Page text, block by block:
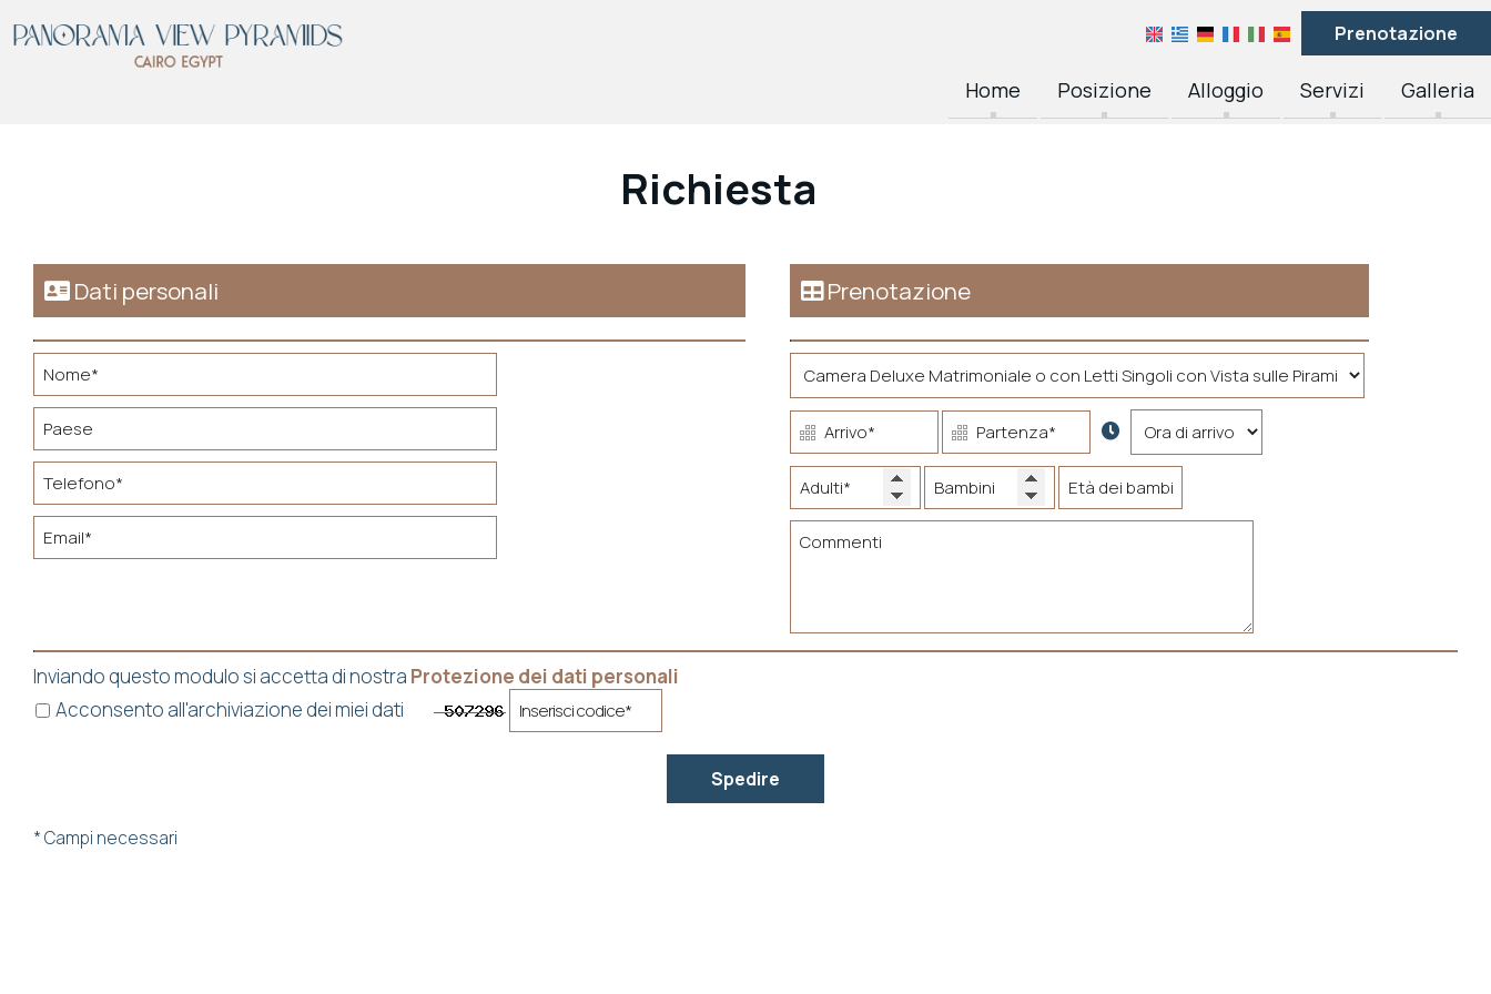
Prenotazione
Home Posizione Alloggio Servizi Galleria
Richiesta
Dati personali Prenotazione
Inviando questo modulo si accetta di nostra Protezione dei dati personali
Acconsento all'archiviazione dei miei dati
Spedire
* Campi necessari